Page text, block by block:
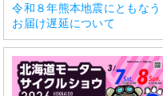
令和８年熊本地震にともなう
お届け遅延について